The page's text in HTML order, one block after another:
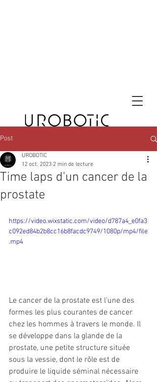
Post
Time laps d'un cancer de la
prostate
UROBOTIC
12 oct. 2023 2 min de lecture
https://video.wixstatic.com/video/d787a4_e0fa3
c092ed84b2b8cc16b8facdc9749/1080p/mp4/file
.mp4
Le cancer de la prostate est l'une des
formes les plus courantes de cancer
chez les hommes à travers le monde. Il
se développe dans la glande de la
prostate, une petite structure située
sous la vessie, dont le rôle est de
produire le liquide séminal nécessaire